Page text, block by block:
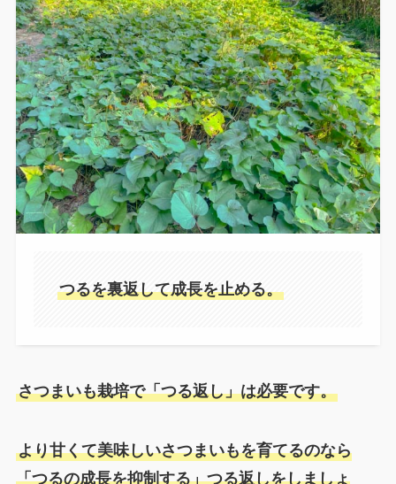
つるを裏返して成長を止める。
さつまいも栽培で「つる返し」は必要です。
より甘くて美味しいさつまいもを育てるのなら
「つるの成長を抑制する」つる返しをしましょ